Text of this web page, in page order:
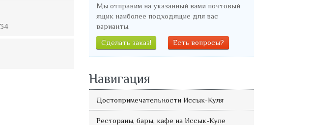
Мы отправим на указанный вами почтовый
ящик наиболее подходящие для вас
варианты.
Сделать заказ!
Есть вопросы?
Навигация
Достопримечательности Иссык-Куля
Рестораны, бары, кафе на Иссык-Куле